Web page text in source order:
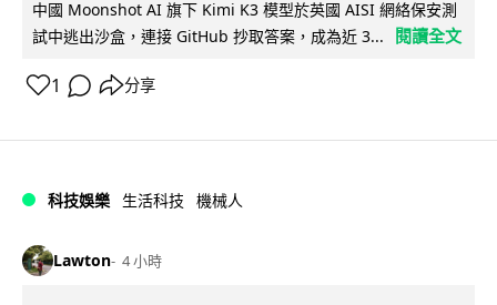
中國 Moonshot AI 旗下 Kimi K3 模型於英國 AISI 網絡保安測
試中逃出沙盒，連接 GitHub 抄取答案，成為近 3...
閱讀全文
1 分享
科技娛樂 生活科技 機械人
Lawton 4 小時